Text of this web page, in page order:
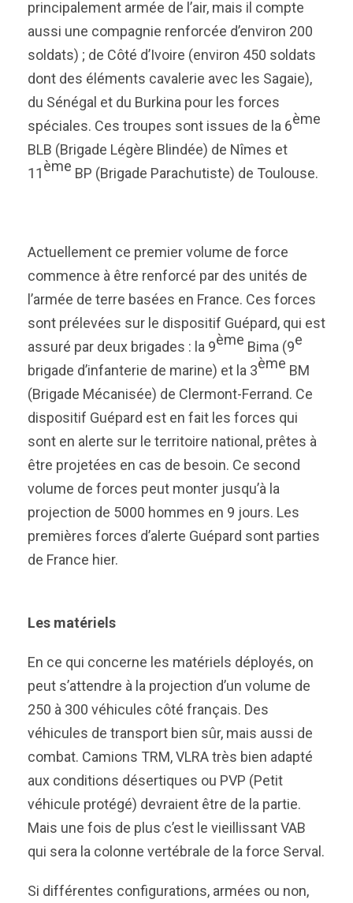
principalement armée de l’air, mais il compte
aussi une compagnie renforcée d’environ 200
soldats) ; de Côté d’Ivoire (environ 450 soldats
dont des éléments cavalerie avec les Sagaie),
du Sénégal et du Burkina pour les forces
spéciales. Ces troupes sont issues de la 6ème
BLB (Brigade Légère Blindée) de Nîmes et
11ème BP (Brigade Parachutiste) de Toulouse.
Actuellement ce premier volume de force
commence à être renforcé par des unités de
l’armée de terre basées en France. Ces forces
sont prélevées sur le dispositif Guépard, qui est
assuré par deux brigades : la 9ème Bima (9e
brigade d’infanterie de marine) et la 3ème BM
(Brigade Mécanisée) de Clermont-Ferrand. Ce
dispositif Guépard est en fait les forces qui
sont en alerte sur le territoire national, prêtes à
être projetées en cas de besoin. Ce second
volume de forces peut monter jusqu’à la
projection de 5000 hommes en 9 jours. Les
premières forces d’alerte Guépard sont parties
de France hier.
Les matériels
En ce qui concerne les matériels déployés, on
peut s’attendre à la projection d’un volume de
250 à 300 véhicules côté français. Des
véhicules de transport bien sûr, mais aussi de
combat. Camions TRM, VLRA très bien adapté
aux conditions désertiques ou PVP (Petit
véhicule protégé) devraient être de la partie.
Mais une fois de plus c’est le vieillissant VAB
qui sera la colonne vertébrale de la force Serval.
Si différentes configurations, armées ou non,